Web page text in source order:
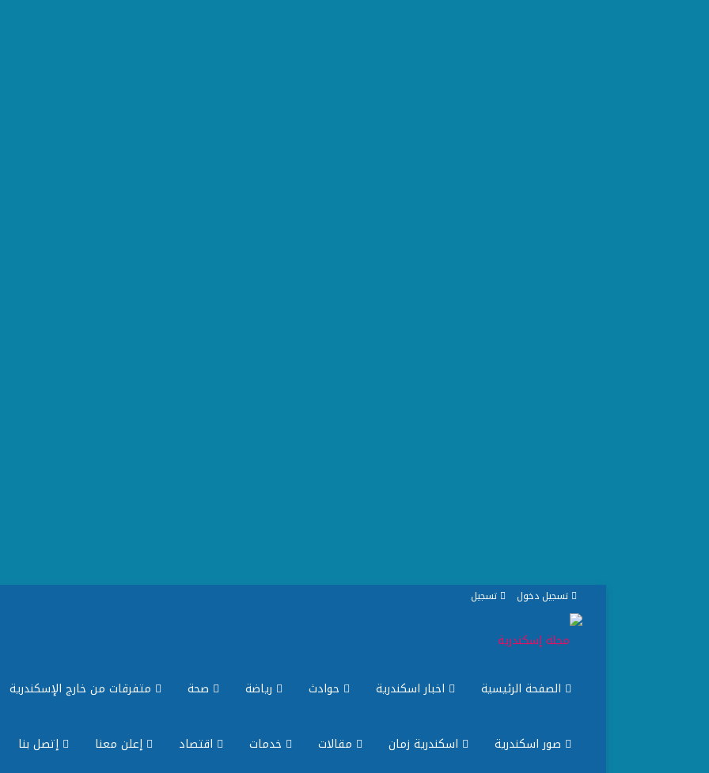
تسجيل دخول تسجيل
الصفحة الرئيسية اخبار اسكندرية حوادث رياضة صحة متفرقات من خارج الإسكندرية
صور اسكندرية اسكندرية زمان مقالات خدمات اقتصاد إعلن معنا إتصل بنا